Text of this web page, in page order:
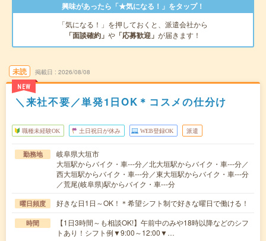
興味があったら「★気になる！」をタップ！
「気になる！」を押しておくと、派遣会社から
「面談確約」 や 「応募歓迎」 が届きます！
未読
NEW
掲載日 2026/08/08
＼来社不要／単発1日OK＊コスメの仕分け
職種未経験OK 土日祝日が休み WEB登録OK 派遣
勤務地
岐阜県大垣市
大垣駅からバイク・車---分／北大垣駅からバイク・車---分／
西大垣駅からバイク・車---分／東大垣駅からバイク・車---分
／荒尾(岐阜県)駅からバイク・車---分
曜日頻度 好きな日1日～OK！＊希望シフト制で好きな曜日で働ける！
時間
【1日3時間～も相談OK!】午前中のみや18時以降などのシフ
トあり！シフト例▼9:00～12:00▼…